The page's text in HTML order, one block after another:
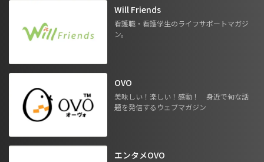
Will Friends
看護職・看護学生のライフサポートマガジ
ン。
OVO
美味しい！楽しい！感動！ 身近で旬な話
題を発信するウェブマガジン
エンタメOVO